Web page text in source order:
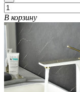
В корзину